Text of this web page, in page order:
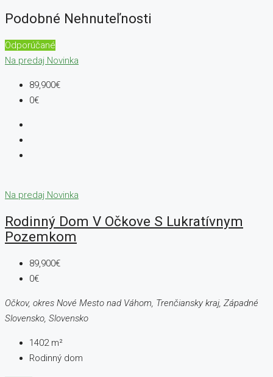
Podobné Nehnuteľnosti
Odporúčané
Na predaj Novinka
89,900€
0€
Na predaj Novinka
Rodinný Dom V Očkove S Lukratívnym
Pozemkom
89,900€
0€
Očkov, okres Nové Mesto nad Váhom, Trenčiansky kraj, Západné
Slovensko, Slovensko
1402 m²
Rodinný dom